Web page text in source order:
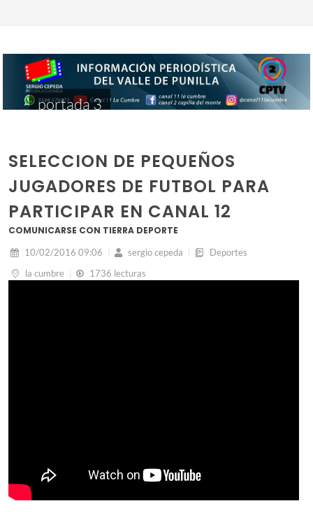
portada 3
SELECCION DE PEQUEÑOS
JUGADORES DE FUTBOL PARA
PARTICIPAR EN CANAL 12
COMUNICARSE CON TIERRA DEPORTE
10/02/2016 09:06 sergio cepeda
Deportes
la cumbre
1736 lecturas